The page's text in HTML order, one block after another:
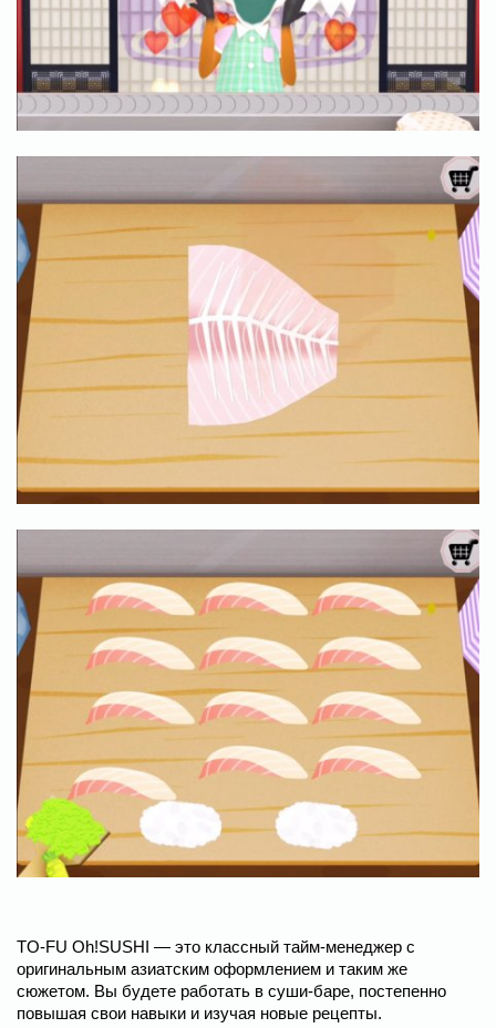
TO-FU Oh!SUSHI — это классный тайм-менеджер с
оригинальным азиатским оформлением и таким же
сюжетом. Вы будете работать в суши-баре, постепенно
повышая свои навыки и изучая новые рецепты.